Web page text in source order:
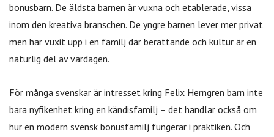
bonusbarn. De äldsta barnen är vuxna och etablerade, vissa
inom den kreativa branschen. De yngre barnen lever mer privat
men har vuxit upp i en familj där berättande och kultur är en
naturlig del av vardagen.
För många svenskar är intresset kring Felix Herngren barn inte
bara nyfikenhet kring en kändisfamilj – det handlar också om
hur en modern svensk bonusfamilj fungerar i praktiken. Och